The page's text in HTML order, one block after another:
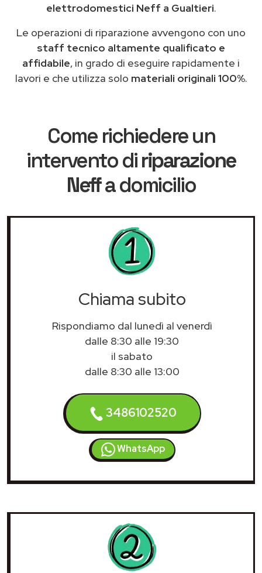
elettrodomestici Neff a Gualtieri.
Le operazioni di riparazione avvengono con uno
staff tecnico altamente qualificato e
affidabile, in grado di eseguire rapidamente i
lavori e che utilizza solo materiali originali 100%.
Come richiedere un
intervento diriparazione
Neffa domicilio
Chiama subito
Rispondiamo dal lunedì al venerdì
dalle 8:30 alle 19:30
il sabato
dalle 8:30 alle 13:00
3486102520
WhatsApp